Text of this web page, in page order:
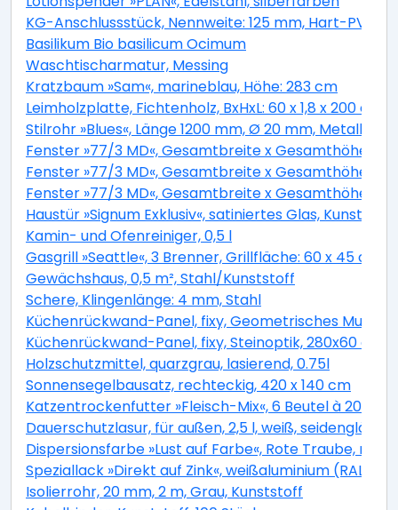
KG-Anschlussstück, Nennweite: 125 mm, Hart-PVC
Basilikum Bio basilicum Ocimum
Waschtischarmatur, Messing
Kratzbaum »Sam«, marineblau, Höhe: 283 cm
Leimholzplatte, Fichtenholz, BxHxL: 60 x 1,8 x 200 cm
Stilrohr »Blues«, Länge 1200 mm, Ø 20 mm, Metall
Fenster »77/3 MD«, Gesamtbreite x Gesamthöhe:
Fenster »77/3 MD«, Gesamtbreite x Gesamthöhe:
Fenster »77/3 MD«, Gesamtbreite x Gesamthöhe:
Haustür »Signum Exklusiv«, satiniertes Glas,
Kamin- und Ofenreiniger, 0,5 l
Gasgrill »Seattle«, 3 Brenner, Grillfläche: 60 x 45 cm,
Gewächshaus, 0,5 m², Stahl/Kunststoff
Schere, Klingenlänge: 4 mm, Stahl
Küchenrückwand-Panel, fixy, Geometrisches
Küchenrückwand-Panel, fixy, Steinoptik, 280x60 cm
Holzschutzmittel, quarzgrau, lasierend, 0.75l
Sonnensegelbausatz, rechteckig, 420 x 140 cm
Katzentrockenfutter »Fleisch-Mix«, 6 Beutel à 2000 g
Dauerschutzlasur, für außen, 2,5 l, weiß,
Dispersionsfarbe »Lust auf Farbe«, Rote Traube, matt
Speziallack »Direkt auf Zink«, weißaluminium (RAL
Isolierrohr, 20 mm, 2 m, Grau, Kunststoff